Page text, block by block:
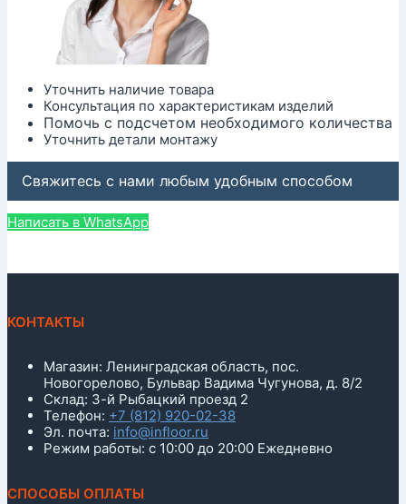
Уточнить наличие товара
Консультация по характеристикам изделий
Помочь с подсчетом необходимого количества
Уточнить детали монтажу
Свяжитесь с нами любым удобным способом
Написать в WhatsApp
КОНТАКТЫ
Магазин: Ленинградская область, пос.
Новогорелово, Бульвар Вадима Чугунова, д. 8/2
Склад: 3-й Рыбацкий проезд 2
Телефон: +7 (812) 920-02-38
Эл. почта: info@infloor.ru
Режим работы: с 10:00 до 20:00 Ежедневно
СПОСОБЫ ОПЛАТЫ